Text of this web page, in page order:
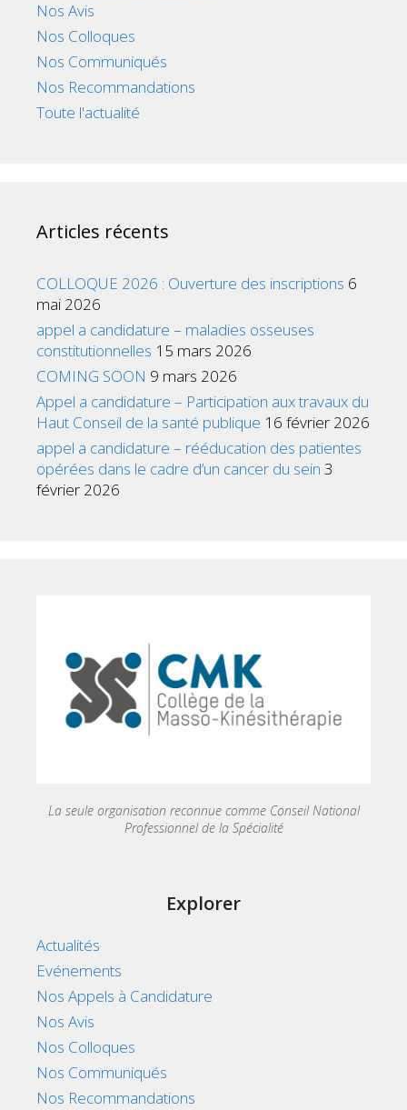
Nos Avis
Nos Colloques
Nos Communiqués
Nos Recommandations
Toute l'actualité
Articles récents
COLLOQUE 2026 : Ouverture des inscriptions 6
mai 2026
appel a candidature – maladies osseuses
constitutionnelles 15 mars 2026
COMING SOON 9 mars 2026
Appel a candidature – Participation aux travaux du
Haut Conseil de la santé publique 16 février 2026
appel a candidature – rééducation des patientes
opérées dans le cadre d’un cancer du sein 3
février 2026
La seule organisation reconnue comme Conseil National
Professionnel de la Spécialité
Explorer
Actualités
Evénements
Nos Appels à Candidature
Nos Avis
Nos Colloques
Nos Communiqués
Nos Recommandations